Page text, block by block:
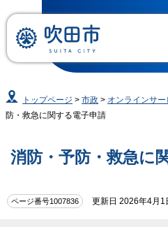
トップページ >市政 > オンラインサー
防・救急に関する電子申請
消防・予防・救急に
ページ番号1007836 更新日 2026年4月1